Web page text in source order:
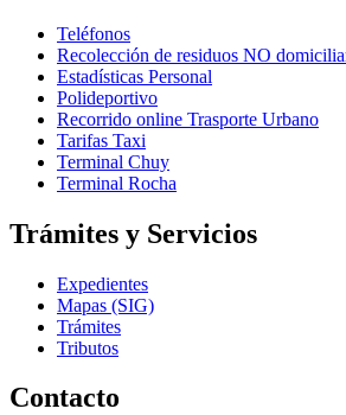
Teléfonos
Recolección de residuos NO
Estadísticas Personal
Polideportivo
Recorrido online Trasporte Urbano
Tarifas Taxi
Terminal Chuy
Terminal Rocha
Trámites y Servicios
Expedientes
Mapas (SIG)
Trámites
Tributos
Contacto